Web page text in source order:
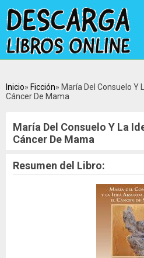
Inicio Ficción
María Del Consuelo Y
Cáncer De Mama
María Del Consuelo Y La
Cáncer De Mama
Resumen del Libro: